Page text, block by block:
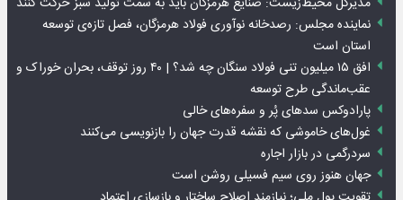
نماینده مجلس: رصدخانه نوآوری فولاد هرمزگان، فصل تازه‌ی توسعه
استان است
افق ۱۵ میلیون تنی فولاد سنگان چه شد؟ | ۴۰ روز توقف، بحران خوراک و
عقب‌ماندگی طرح توسعه
پارادوکس سدهای پُر و سفره‌های خالی
غول‌های خاموشی که نقشه قدرت جهان را بازنویسی می‌کنند
سردرگمی در بازار اجاره
جهان هنوز روی سیم فسیلی روشن است